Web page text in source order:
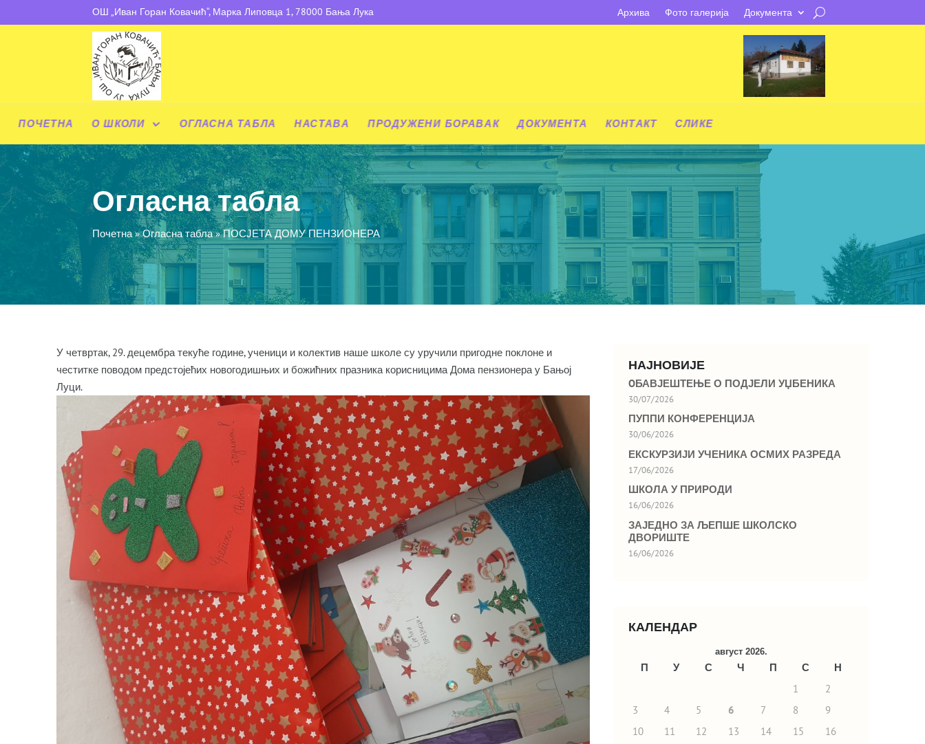
ОШ „Иван Горан Ковачић“, Марка Липовца 1, 78000 Бања Лука Архива Фото галерија Документа
ПОЧЕТНА О ШКОЛИ ОГЛАСНА ТАБЛА НАСТАВА ПРОДУЖЕНИ БОРАВАК ДОКУМЕНТА КОНТАКТ СЛИКЕ
Огласна табла
Почетна»Огласна табла»ПОСЈЕТА ДОМУ ПЕНЗИОНЕРА
У четвртак, 29. децембра текуће године, ученици и колектив наше школе су уручили пригодне поклоне и
честитке поводом предстојећих новогодишњих и божићних празника корисницима Дома пензионера у Бањој
Луци.
НАЈНОВИЈЕ
OБАВЈЕШТЕЊЕ О ПОДЈЕЛИ УЏБЕНИКА
30/07/2026
ПУППИ КОНФЕРЕНЦИЈА
30/06/2026
ЕКСКУРЗИЈИ УЧЕНИКА ОСМИХ РАЗРЕДА
17/06/2026
ШКОЛА У ПРИРОДИ
16/06/2026
ЗАЈЕДНО ЗА ЉЕПШЕ ШКОЛСКО
ДВОРИШТЕ
16/06/2026
КАЛЕНДАР
август 2026.
П У С Ч П С
Н
1
2
3
4 5 6 7 8
9
10
11 12 13 14 15
16